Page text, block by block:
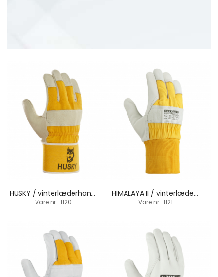
HUSKY / vinterlæderhandske / manchetbund
Vare nr.: 1120
HIMALAYA II / vinterlæderhandske / strikbund
Vare nr.: 1121